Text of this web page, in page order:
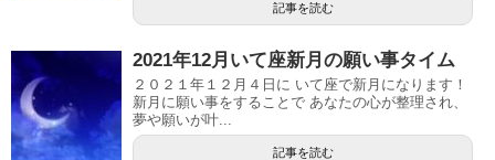
記事を読む
2021年12月いて座新月の願い事タイム
２０２１年１２月４日に いて座で新月になります！
新月に願い事をすることで あなたの心が整理され、
夢や願いが叶...
記事を読む